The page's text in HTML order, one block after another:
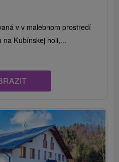
v v malebnom prostredí
na Kubínskej holi,...